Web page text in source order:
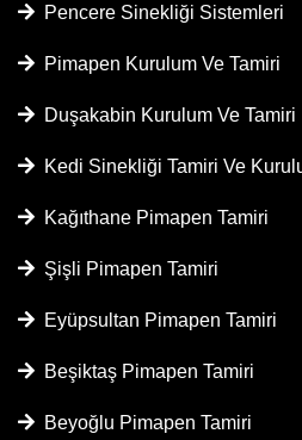
Pencere Sinekliği Sistemleri
Pimapen Kurulum Ve Tamiri
Duşakabin Kurulum Ve Tamiri
Kedi Sinekliği Tamiri Ve
Kağıthane Pimapen Tamiri
Şişli Pimapen Tamiri
Eyüpsultan Pimapen Tamiri
Beşiktaş Pimapen Tamiri
Beyoğlu Pimapen Tamiri